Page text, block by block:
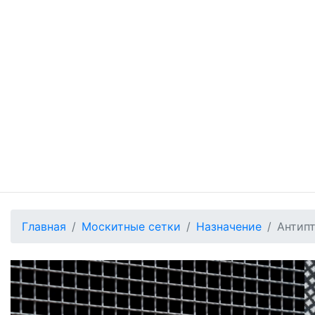
Главная Москитные сетки Назначение